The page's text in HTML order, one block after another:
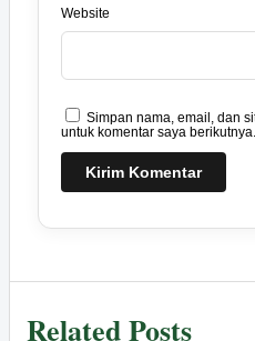
Website
Simpan nama, email, dan
untuk komentar saya berikutnya.
Related Posts